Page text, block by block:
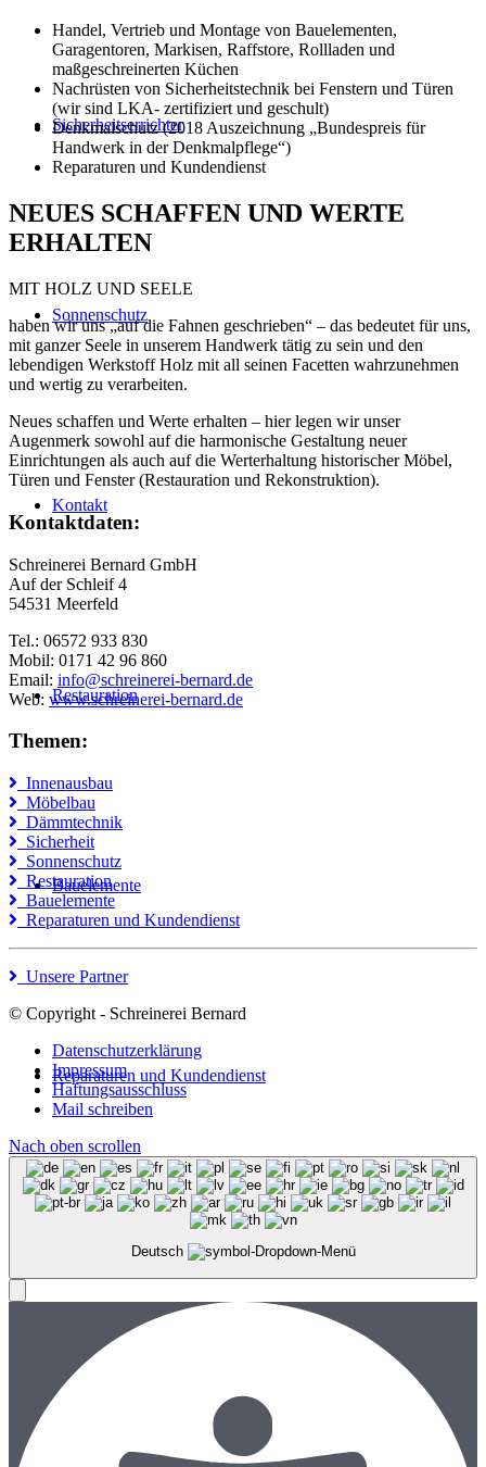
Sicherheitserrichter
Sonnenschutz
Kontakt
Restauration
Bauelemente
Reparaturen und Kundendienst
Handel, Vertrieb und Montage von Bauelementen,
Garagentoren, Markisen, Raffstore, Rollladen und
maßgeschreinerten Küchen
Nachrüsten von Sicherheitstechnik bei Fenstern und Türen
(wir sind LKA- zertifiziert und geschult)
Denkmalschutz (2018 Auszeichnung „Bundespreis für
Handwerk in der Denkmalpflege“)
Reparaturen und Kundendienst
NEUES SCHAFFEN UND WERTE
ERHALTEN
MIT HOLZ UND SEELE
haben wir uns „auf die Fahnen geschrieben“ – das bedeutet für uns,
mit ganzer Seele in unserem Handwerk tätig zu sein und den
lebendigen Werkstoff Holz mit all seinen Facetten wahrzunehmen
und wertig zu verarbeiten.
Neues schaffen und Werte erhalten – hier legen wir unser
Augenmerk sowohl auf die harmonische Gestaltung neuer
Einrichtungen als auch auf die Werterhaltung historischer Möbel,
Türen und Fenster (Restauration und Rekonstruktion).
Kontaktdaten:
Schreinerei Bernard GmbH
Auf der Schleif 4
54531 Meerfeld
Tel.: 06572 933 830
Mobil: 0171 42 96 860
Email: info@schreinerei-bernard.de
Web: www.schreinerei-bernard.de
Themen:
Innenausbau
Möbelbau
Dämmtechnik
Sicherheit
Sonnenschutz
Restauration
Bauelemente
Reparaturen und Kundendienst
Unsere Partner
© Copyright - Schreinerei Bernard
Datenschutzerklärung
Impressum
Haftungsausschluss
Mail schreiben
Nach oben scrollen
Deutsch